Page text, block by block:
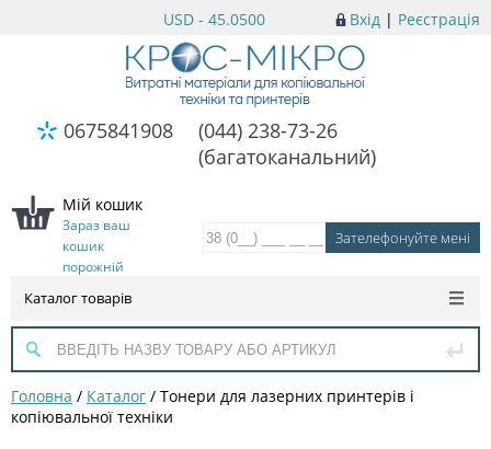
Вхід | Реєстрація
USD - 45.0500
0675841908
(044) 238-73-26
(багатоканальний)
Мій кошик
Зараз ваш
кошик
порожній
Каталог товарів
Головна / Каталог / Тонери для лазерних принтерів і
копіювальної техніки